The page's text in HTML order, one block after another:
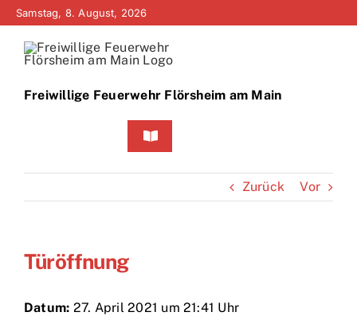
Zum
springen
Samstag, 8. August, 2026
Freiwillige Feuerwehr Flörsheim am Main
Toggle
Home
Bürgerinfo
Über uns
Zurück Vor
Türöffnung
Datum: 27. April 2021 um 21:41 Uhr